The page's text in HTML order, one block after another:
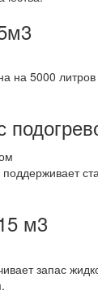
на 5000
м3
запас